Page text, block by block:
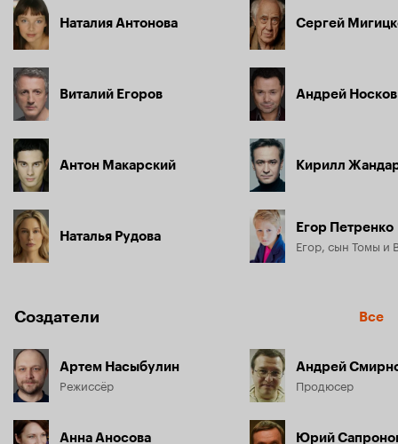
Наталия Антонова
Виталий Егоров
Антон Макарский
Наталья Рудова
Сергей
Андрей Носков
Кирилл
Егор Петренко
Егор, сын Томы и
Создатели Все
Артем Насыбулин
Режиссёр
Анна Аносова
Андрей
Продюсер
Юрий